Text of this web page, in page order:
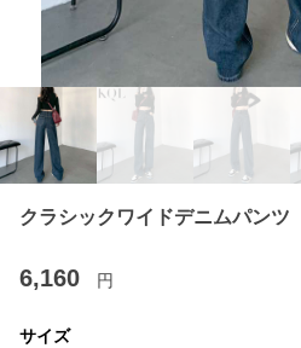
クラシックワイドデニムパンツ
6,160 円
サイズ